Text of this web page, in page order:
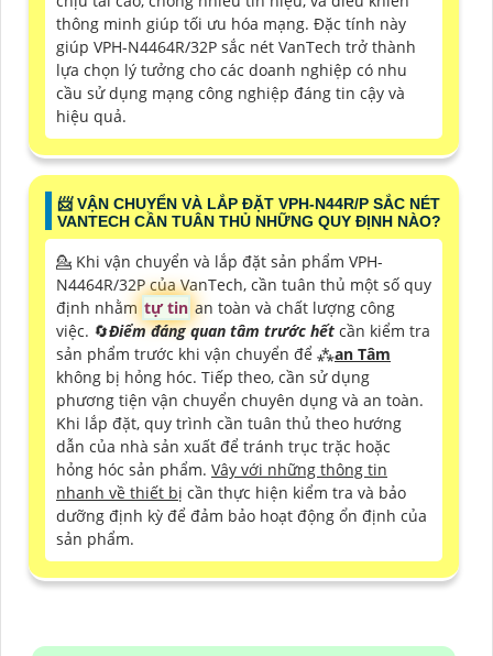
thông minh giúp tối ưu hóa mạng. Đặc tính này
giúp VPH-N4464R/32P sắc nét VanTech trở thành
lựa chọn lý tưởng cho các doanh nghiệp có nhu
cầu sử dụng mạng công nghiệp đáng tin cậy và
hiệu quả.
📨 VẬN CHUYỂN VÀ LẮP ĐẶT VPH-N44R/P SẮC NÉT
VANTECH CẦN TUÂN THỦ NHỮNG QUY ĐỊNH NÀO?
💁 Khi vận chuyển và lắp đặt sản phẩm VPH-
N4464R/32P của VanTech, cần tuân thủ một số quy
định nhằm tự tin an toàn và chất lượng công
việc. 🔄Điểm đáng quan tâm trước hết cần kiểm tra
sản phẩm trước khi vận chuyển để ⁂an Tâm
không bị hỏng hóc. Tiếp theo, cần sử dụng
phương tiện vận chuyển chuyên dụng và an toàn.
Khi lắp đặt, quy trình cần tuân thủ theo hướng
dẫn của nhà sản xuất để tránh trục trặc hoặc
hỏng hóc sản phẩm. Vây với những thông tin
nhanh về thiết bị cần thực hiện kiểm tra và bảo
dưỡng định kỳ để đảm bảo hoạt động ổn định của
sản phẩm.